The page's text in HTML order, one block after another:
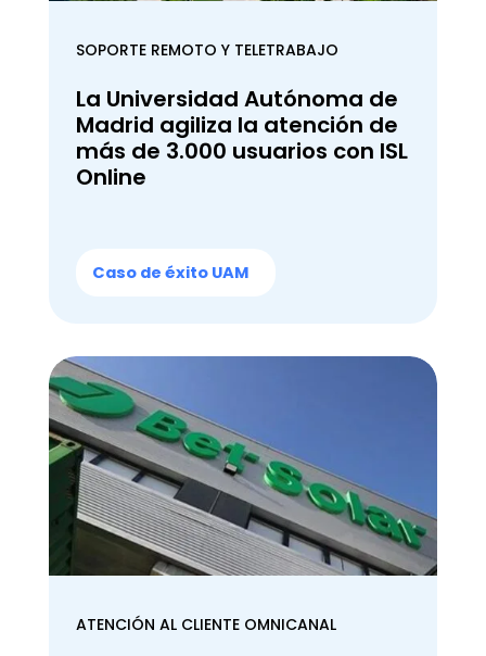
SOPORTE REMOTO Y TELETRABAJO
La Universidad Autónoma de
Madrid agiliza la atención de
más de 3.000 usuarios con ISL
Online
Caso de éxito UAM
ATENCIÓN AL CLIENTE OMNICANAL